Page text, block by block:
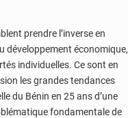
prendre l’inverse en
développement économique,
individuelles. Ce sont en
les grandes tendances
du Bénin en 25 ans d’une
fondamentale de